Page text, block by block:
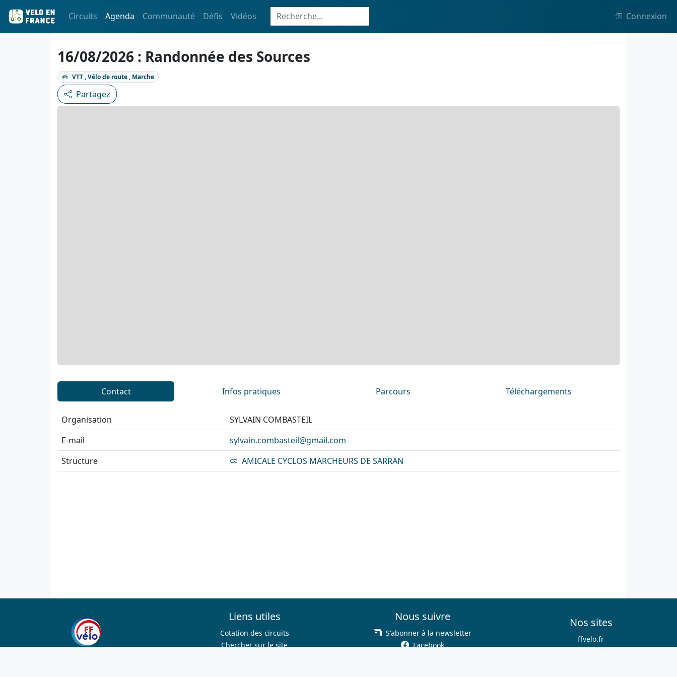
Circuits Agenda Communauté Défis Vidéos Connexion
16/08/2026 : Randonnée des Sources
VTT , Vélo de route , Marche
Partagez
Contact Infos pratiques Parcours Téléchargements
Organisation
SYLVAIN COMBASTEIL
E-mail
sylvain.combasteil@gmail.com
Structure
AMICALE CYCLOS MARCHEURS DE SARRAN
Liens utiles
Cotation des circuits
Chercher sur le site
Nous suivre
S'abonner à la newsletter
Facebook
Nos sites
ffvelo.fr